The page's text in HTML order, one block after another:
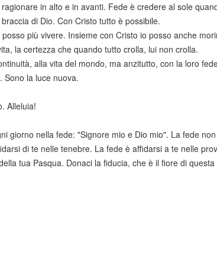
in alto e in avanti. Fede è credere al sole
di Dio. Con Cristo tutto è possibile.
più vivere. Insieme con Cristo io posso anche
la certezza che quando tutto crolla, lui non crolla.
alla vita del mondo, ma anzitutto, con la loro
Sono la luce nuova.
Alleluia!
giorno nella fede: "Signore mio e Dio mio". La fede
di te nelle tenebre. La fede è affidarsi a te nelle
tua Pasqua. Donaci la fiducia, che è il fiore di